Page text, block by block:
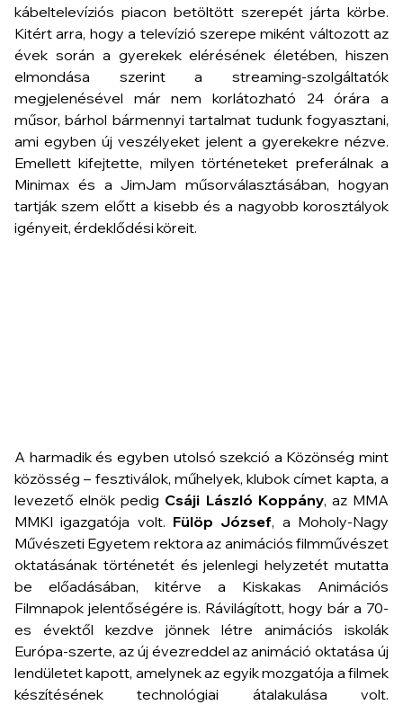
kábeltelevíziós piacon betöltött szerepét járta körbe.
Kitért arra, hogy a televízió szerepe miként változott az
évek során a gyerekek elérésének életében, hiszen
elmondása szerint a streaming-szolgáltatók
megjelenésével már nem korlátozható 24 órára a
műsor, bárhol bármennyi tartalmat tudunk fogyasztani,
ami egyben új veszélyeket jelent a gyerekekre nézve.
Emellett kifejtette, milyen történeteket preferálnak a
Minimax és a JimJam műsorválasztásában, hogyan
tartják szem előtt a kisebb és a nagyobb korosztályok
igényeit, érdeklődési köreit.
A harmadik és egyben utolsó szekció a Közönség mint
közösség – fesztiválok, műhelyek, klubokcímet kapta, a
levezető elnök pedig Csáji László Koppány, az MMA
MMKI igazgatója volt. Fülöp József, a Moholy-Nagy
Művészeti Egyetem rektora az animációs filmművészet
oktatásának történetét és jelenlegi helyzetét mutatta
be előadásában, kitérve a Kiskakas Animációs
Filmnapok jelentőségére is. Rávilágított, hogy bár a 70-
es évektől kezdve jönnek létre animációs iskolák
Európa-szerte, az új évezreddel az animáció oktatása új
lendületet kapott, amelynek az egyik mozgatója a filmek
készítésének technológiai átalakulása volt.